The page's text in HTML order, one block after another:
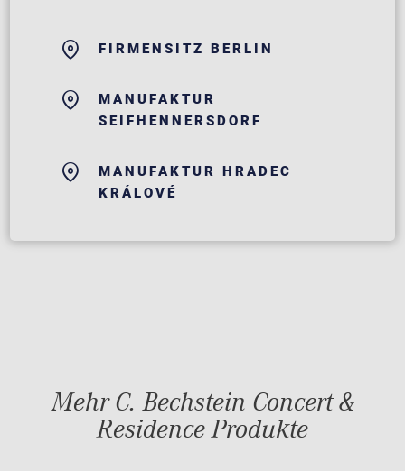
FIRMENSITZ BERLIN
MANUFAKTUR
SEIFHENNERSDORF
MANUFAKTUR HRADEC
KRÁLOVÉ
Mehr C. Bechstein Concert &
Residence Produkte